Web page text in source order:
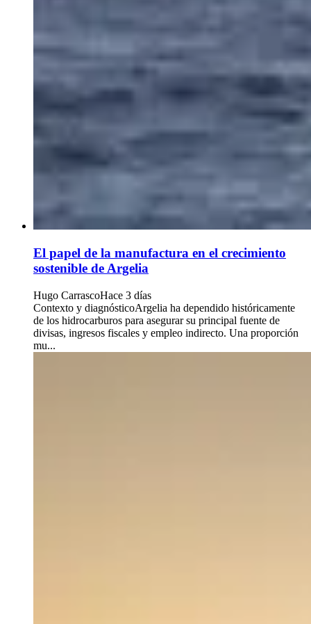
El papel de la manufactura en el crecimiento
sostenible de Argelia
Hugo CarrascoHace 3 días
Contexto y diagnósticoArgelia ha dependido históricamente
de los hidrocarburos para asegurar su principal fuente de
divisas, ingresos fiscales y empleo indirecto. Una proporción
mu...